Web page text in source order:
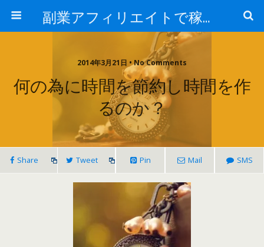
副業アフィリエイトで稼ぐ情報ブログ
2014年3月21日 • No Comments
何の為に時間を節約し時間を作
るのか？
Share Tweet Pin Mail SMS